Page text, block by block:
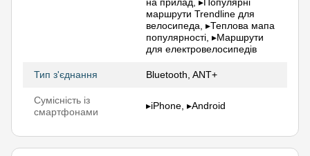
на прилад, ▸Популярні
маршрути Trendline для
велосипеда, ▸Теплова мапа
популярності, ▸Маршрути
для електровелосипедів
Тип з'єднання Bluetooth, ANT+
Сумісність із
смартфонами
▸iPhone, ▸Android